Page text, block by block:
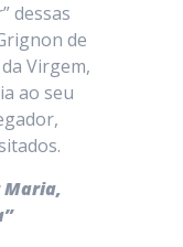
dessas
de
Virgem,
ao seu
Maria,